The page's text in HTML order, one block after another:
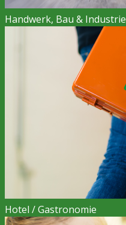
Handwerk, Bau & Industrie
Hotel / Gastronomie